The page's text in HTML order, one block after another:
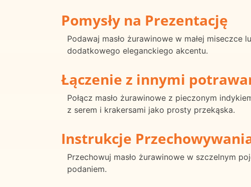
Pomysły na Prezentację
Podawaj masło żurawinowe w małej
dodatkowego eleganckiego akcentu.
Łączenie z innymi
Połącz masło żurawinowe z pieczonym
z serem i krakersami jako prosty przekąska.
Instrukcje
Przechowuj masło żurawinowe w szczelnym
podaniem.